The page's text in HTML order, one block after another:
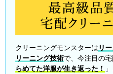
クリーニングモンスターは リ
リーニング技術で、今注目の
らめてた洋服が生き返った！